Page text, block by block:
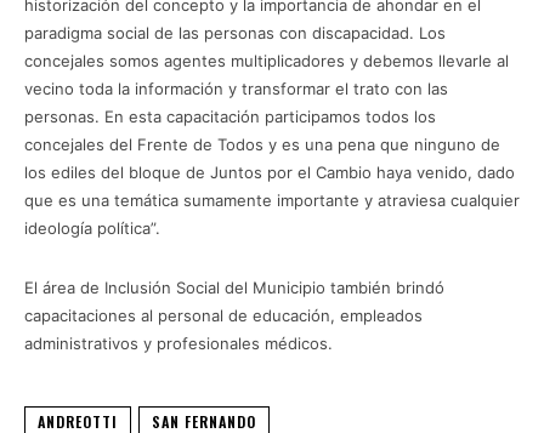
historización del concepto y la importancia de ahondar en el
paradigma social de las personas con discapacidad. Los
concejales somos agentes multiplicadores y debemos llevarle al
vecino toda la información y transformar el trato con las
personas. En esta capacitación participamos todos los
concejales del Frente de Todos y es una pena que ninguno de
los ediles del bloque de Juntos por el Cambio haya venido, dado
que es una temática sumamente importante y atraviesa cualquier
ideología política”.
El área de Inclusión Social del Municipio también brindó
capacitaciones al personal de educación, empleados
administrativos y profesionales médicos.
ANDREOTTI SAN FERNANDO